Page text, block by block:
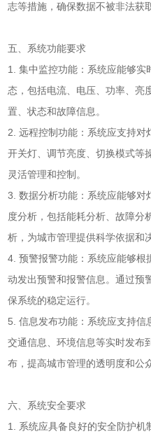
志等措施，确保数据不被非法获
五、系统功能要求
1. 集中监控功能：系统应能够实
态，包括电流、电压、功率、亮
置、状态和故障信息。
2. 远程控制功能：系统应支持
开关灯、调节亮度、切换模式等
灵活管理和控制。
3. 数据分析功能：系统应能够对
度分析，包括能耗分析、故障分
析，为城市管理提供科学依据和
4. 预警报警功能：系统应能够根
动发出预警和报警信息。通过预
保系统的稳定运行。
5. 信息发布功能：系统应支持信
交通信息、环境信息等实时发布
布，提高城市管理的透明度和公
六、系统安全要求
1. 系统应具备良好的安全防护